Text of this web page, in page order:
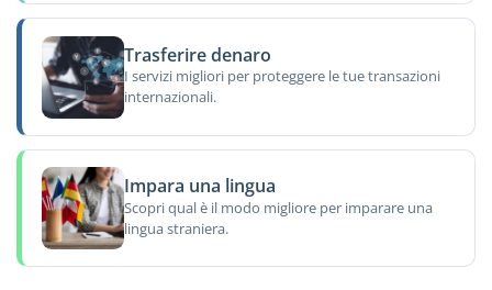
Trasferire denaro
I servizi migliori per proteggere le tue transazioni
internazionali.
Impara una lingua
Scopri qual è il modo migliore per imparare una
lingua straniera.